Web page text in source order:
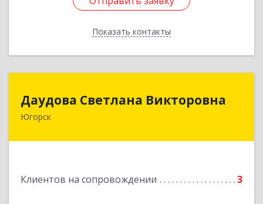
Показать контакты
Назад
Даудова Светлана Викторовна
Югорск
Клиентов на сопровождении 3